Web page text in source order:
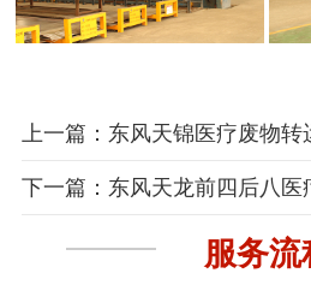
上一篇：东风天锦医疗废物转
下一篇：东风天龙前四后八医
服务流